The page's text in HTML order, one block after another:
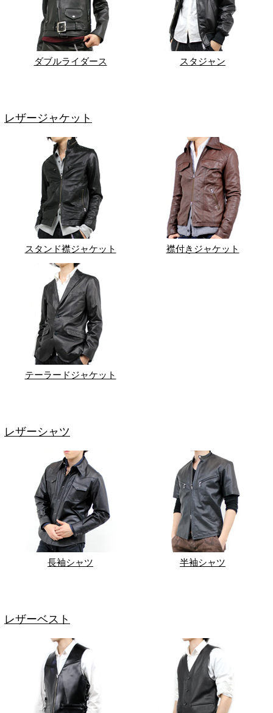
ダブルライダース スタジャン
レザージャケット
スタンド襟ジャケット 襟付きジャケット
テーラードジャケット
レザーシャツ
長袖シャツ 半袖シャツ
レザーベスト